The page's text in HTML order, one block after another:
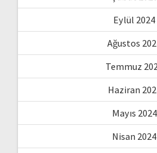
Eylül 2024
Ağustos
Temmuz
Haziran
Mayıs 2024
Nisan 2024